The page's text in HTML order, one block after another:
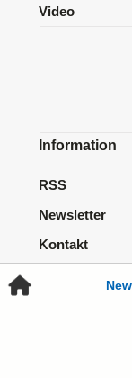
Video
Information
RSS
Newsletter
Kontakt